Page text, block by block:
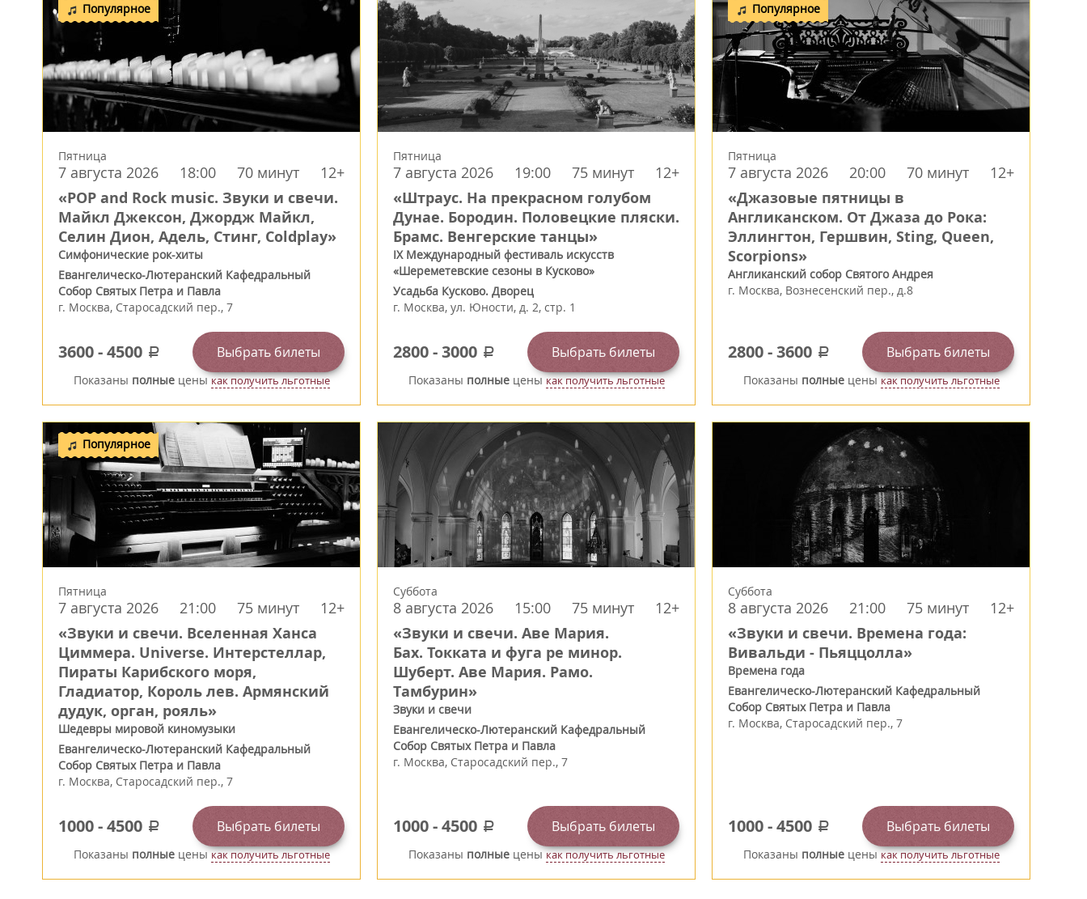
Популярное
Пятница
7 августа 2026 18:00 70 минут 12+
«POP and Rock music. Звуки и свечи.
Майкл Джексон, Джордж Майкл,
Селин Дион, Адель, Стинг, Coldplay»
Симфонические рок-хиты
Евангелическо-Лютеранский Кафедральный
Собор Святых Петра и Павла
г. Москва, Старосадский пер., 7
3600-4500 a Выбрать билеты
Показаны полныеценыкак получить льготные
Пятница
7 августа 2026 19:00 75 минут 12+
«Штраус. На прекрасном голубом
Дунае. Бородин. Половецкие пляски.
Брамс. Венгерские танцы»
IX Международный фестиваль искусств
«Шереметевские сезоны в Кусково»
Усадьба Кусково. Дворец
г. Москва, ул. Юности, д. 2, стр. 1
2800-3000 a Выбрать билеты
Показаны полныеценыкак получить льготные
Популярное
Пятница
7 августа 2026 20:00 70 минут 12+
«Джазовые пятницы в
Англиканском. От Джаза до Рока:
Эллингтон, Гершвин, Sting, Queen,
Scorpions»
Англиканский собор Святого Андрея
г. Москва, Вознесенский пер., д.8
2800-3600 a Выбрать билеты
Показаны полныеценыкак получить льготные
Популярное
Пятница
7 августа 2026 21:00 75 минут 12+
«Звуки и свечи. Вселенная Ханса
Циммера. Universe. Интерстеллар,
Пираты Карибского моря,
Гладиатор, Король лев. Армянский
дудук, орган, рояль»
Шедевры мировой киномузыки
Евангелическо-Лютеранский Кафедральный
Собор Святых Петра и Павла
г. Москва, Старосадский пер., 7
1000-4500 a Выбрать билеты
Показаны полныеценыкак получить льготные
Суббота
8 августа 2026 15:00 75 минут 12+
«Звуки и свечи. Аве Мария.
Бах. Токката и фуга ре минор.
Шуберт. Аве Мария. Рамо.
Тамбурин»
Звуки и свечи
Евангелическо-Лютеранский Кафедральный
Собор Святых Петра и Павла
г. Москва, Старосадский пер., 7
1000-4500 a Выбрать билеты
Показаны полныеценыкак получить льготные
Суббота
8 августа 2026 21:00 75 минут 12+
«Звуки и свечи. Времена года:
Вивальди - Пьяццолла»
Времена года
Евангелическо-Лютеранский Кафедральный
Собор Святых Петра и Павла
г. Москва, Старосадский пер., 7
1000-4500 a Выбрать билеты
Показаны полныеценыкак получить льготные